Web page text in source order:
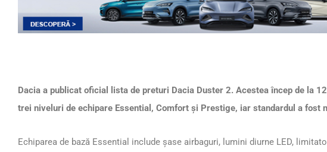
Dacia a publicat oficial lista de preturi Dacia Duster 2. Acestea încep de la
trei niveluri de echipare Essential, Comfort și Prestige, iar standardul a fost
Echiparea de bază Essential include șase airbaguri, lumini diurne LED,